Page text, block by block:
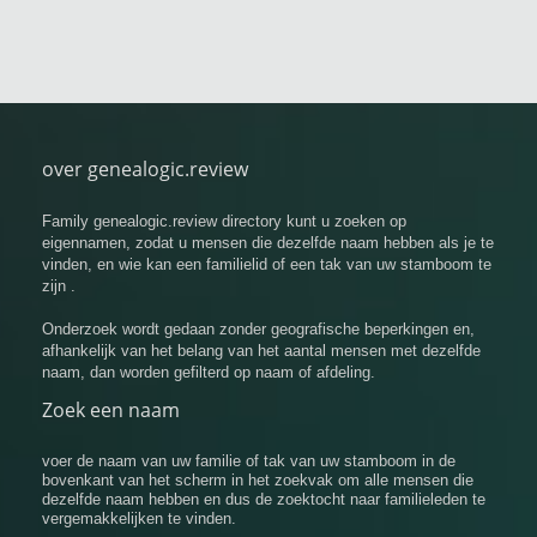
over genealogic.review
Family genealogic.review directory kunt u zoeken op
eigennamen, zodat u mensen die dezelfde naam hebben als je te
vinden, en wie kan een familielid of een tak van uw stamboom te
zijn .
Onderzoek wordt gedaan zonder geografische beperkingen en,
afhankelijk van het belang van het aantal mensen met dezelfde
naam, dan worden gefilterd op naam of afdeling.
Zoek een naam
voer de naam van uw familie of tak van uw stamboom in de
bovenkant van het scherm in het zoekvak om alle mensen die
dezelfde naam hebben en dus de zoektocht naar familieleden te
vergemakkelijken te vinden.